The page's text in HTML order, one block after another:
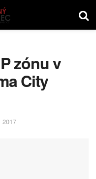
zónu v
City
2017